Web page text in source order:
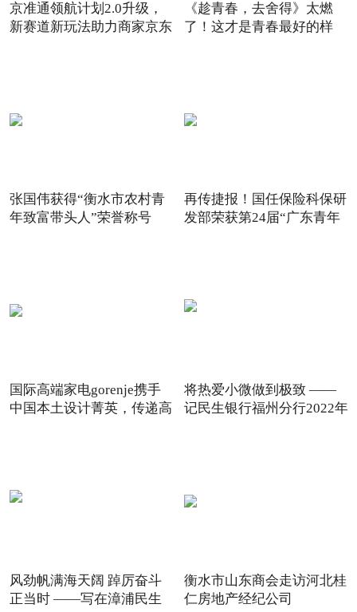
京准通领航计划2.0升级，
新赛道新玩法助力商家京东
《趁青春，去舍得》太燃
了！这才是青春最好的样
张国伟获得“衡水市农村青
年致富带头人”荣誉称号
再传捷报！国任保险科保研
发部荣获第24届“广东青年
国际高端家电gorenje携手
中国本土设计菁英，传递高
将热爱小微做到极致 ——
记民生银行福州分行2022年
风劲帆满海天阔 踔厉奋斗
正当时 ——写在漳浦民生
衡水市山东商会走访河北桂
仁房地产经纪公司